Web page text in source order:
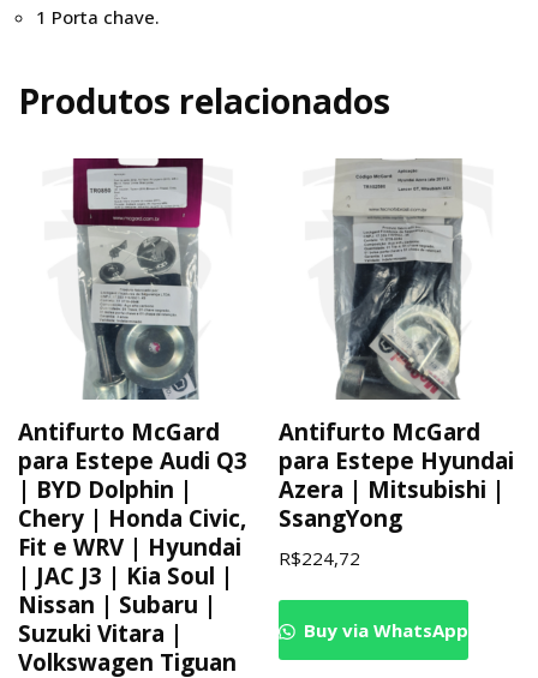
1 Porta chave.
Produtos relacionados
Antifurto McGard
para Estepe Audi Q3
| BYD Dolphin |
Chery | Honda Civic,
Fit e WRV | Hyundai
| JAC J3 | Kia Soul |
Nissan | Subaru |
Suzuki Vitara |
Volkswagen Tiguan
Antifurto McGard
para Estepe Hyundai
Azera | Mitsubishi |
SsangYong
R$224,72
Buy via WhatsApp